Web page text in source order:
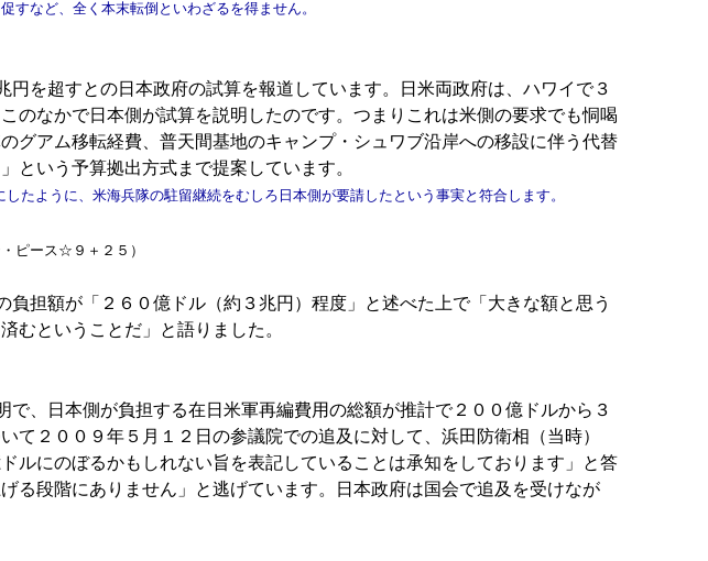
など、全く本末転倒といわざるを得ません。
を超すとの日本政府の試算を報道しています。日米両政府は、ハワイで３
のなかで日本側が試算を説明したのです。つまりこれは米側の要求でも恫喝
グアム移転経費、普天間基地のキャンプ・シュワブ沿岸への移設に伴う代替
という予算拠出方式まで提案しています。
たように、米海兵隊の駐留継続をむしろ日本側が要請したという事実と符合します。
ピース☆９＋２５）
担額が「２６０億ドル（約３兆円）程度」と述べた上で「大きな額と思う
むということだ」と語りました。
、日本側が負担する在日米軍再編費用の総額が推計で２００億ドルから３
２００９年５月１２日の参議院での追及に対して、浜田防衛相（当時）
ルにのぼるかもしれない旨を表記していることは承知をしております」と答
る段階にありません」と逃げています。日本政府は国会で追及を受けなが